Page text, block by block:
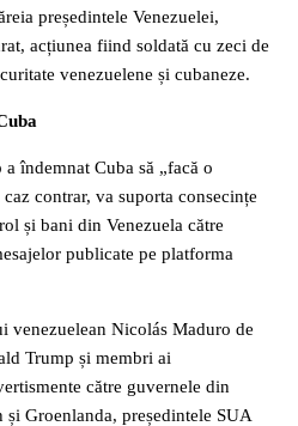
președintele Venezuelei,
acțiunea fiind soldată cu zeci de
venezuelene și cubaneze.
îndemnat Cuba să „facă o
contrar, va suporta consecințe
și bani din Venezuela către
publicate pe platforma
venezuelean Nicolás Maduro de
Trump și membri ai
către guvernele din
Groenlanda, președintele SUA